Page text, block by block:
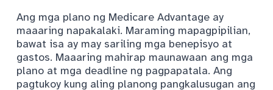
Ang mga plano ng Medicare Advantage ay
maaaring napakalaki. Maraming mapagpipilian,
bawat isa ay may sariling mga benepisyo at
gastos. Maaaring mahirap maunawaan ang mga
plano at mga deadline ng pagpapatala. Ang
pagtukoy kung aling planong pangkalusugan ang